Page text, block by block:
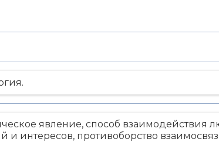
явление, способ взаимодействия
и интересов, противоборство